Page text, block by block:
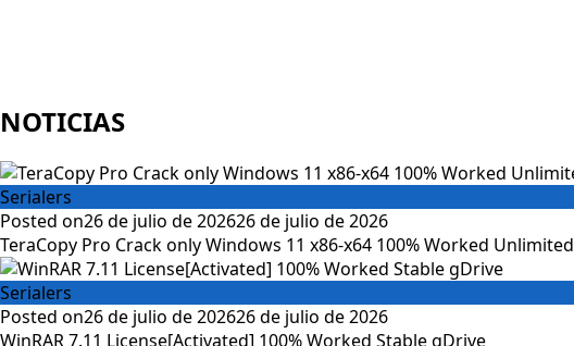
NOTICIAS
Serialers
Posted on26 de julio de 202626 de julio de 2026
TeraCopy Pro Crack only Windows 11 x86-x64 100% Worked Unlimited
Serialers
Posted on26 de julio de 202626 de julio de 2026
WinRAR 7.11 License[Activated] 100% Worked Stable gDrive